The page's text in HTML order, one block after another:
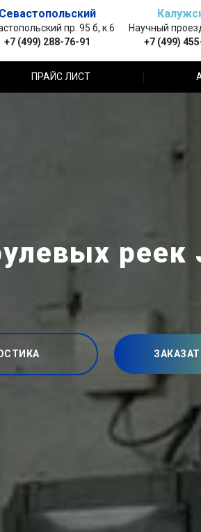
Севастопольский
пр. 95 б, к.6
+7 (499) 288-76-91
Научный
+7 (499)
ПРАЙС ЛИСТ